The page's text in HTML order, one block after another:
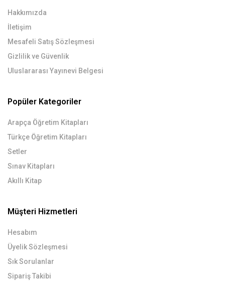
Hakkımızda
İletişim
Mesafeli Satış Sözleşmesi
Gizlilik ve Güvenlik
Uluslararası Yayınevi Belgesi
Popüler Kategoriler
Arapça Öğretim Kitapları
Türkçe Öğretim Kitapları
Setler
Sınav Kitapları
Akıllı Kitap
Müşteri Hizmetleri
Hesabım
Üyelik Sözleşmesi
Sık Sorulanlar
Sipariş Takibi